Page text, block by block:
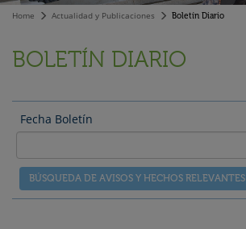
Home Actualidad y Publicaciones Boletín Diario
BOLETÍN DIARIO
Fecha Boletín
BÚSQUEDA DE AVISOS Y HECHOS RELEVANTES